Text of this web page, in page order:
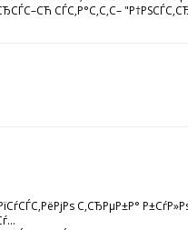
СЃС‚Р°С‚С‚С–
С‚СЂРµР±Р°